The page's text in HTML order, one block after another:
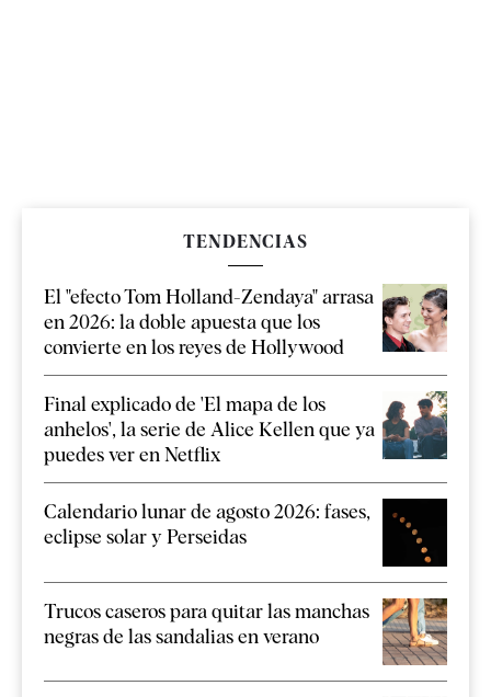
TENDENCIAS
El "efecto Tom Holland-Zendaya" arrasa
en 2026: la doble apuesta que los
convierte en los reyes de Hollywood
Final explicado de 'El mapa de los
anhelos', la serie de Alice Kellen que ya
puedes ver en Netflix
Calendario lunar de agosto 2026: fases,
eclipse solar y Perseidas
Trucos caseros para quitar las manchas
negras de las sandalias en verano